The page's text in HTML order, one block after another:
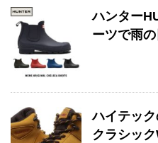
ハンター
ーツで雨
ハイテッ
クラシッ